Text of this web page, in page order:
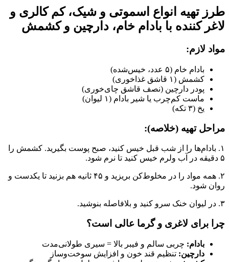
طرز تهیه انواع اسموتی و شیک، کم‌ کالری و
لاغر کننده با بادام خام، دارچین و کشمش
مواد لازم:
بادام خام (۵ عدد، خیس‌شده)
کشمش (۱ قاشق غذاخوری)
پودر دارچین (نصف قاشق چای‌خوری)
ماست کم‌چرب یا شیر بادام (۱ لیوان)
یخ (۳ تکه)
مراحل تهیه (خلاصه):
۱. بادام‌ها را از شب قبل خیس کنید، صبح پوست بگیرید. کشمش را
۵ دقیقه در آب ولرم خیس کنید تا نرم شود.
۲. همه مواد را در مخلوط‌کن بریزید و ۴۵ ثانیه هم بزنید تا یکدست و
روان شود.
۳. در لیوان خنک سرو کنید و بلافاصله بنوشید.
چرا برای لاغری و گرما عالی است؟
بادام: چربی سالم و فیبر بالا = سیری طولانی‌مدت
دارچین: تنظیم قند خون و افزایش سوخت‌وساز